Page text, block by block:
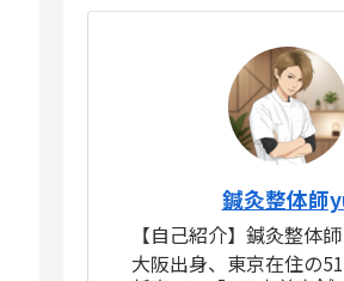
鍼灸整体師
【自己紹介】鍼灸整体
大阪出身、東京在住の